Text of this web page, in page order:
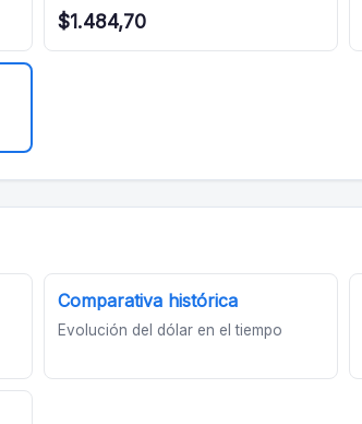
$1.484,70
Comparativa histórica
Evolución del dólar en el tiempo